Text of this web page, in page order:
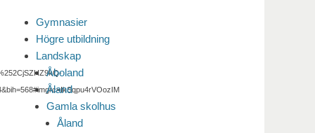
Gymnasier
Högre utbildning
Landskap
Åboland
Åland
Gamla skolhus
Åland